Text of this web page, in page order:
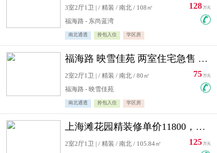
3室2厅1卫 | / 精装 / 南北 / 108㎡
福海路 - 东尚蓝湾
南北通透 拎包入住 学区房
128 万元
福海路 映雪佳苑 两室住宅急售 可公积金贷款
2室2厅1卫 | / 精装 / 南北 / 80㎡
福海路 - 映雪佳苑
南北通透 拎包入住 学区房
75 万元
上海滩花园精装修单价11800，价格最低的两居室，无敌视野
2室2厅1卫 | / 精装 / 南北 / 105.84㎡
125 万元